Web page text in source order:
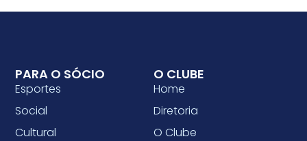
O CLUBE
Home
Diretoria
O Clube
PARA O SÓCIO
Esportes
Social
Cultural